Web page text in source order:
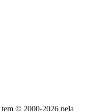
tem © 2000-2026 pela